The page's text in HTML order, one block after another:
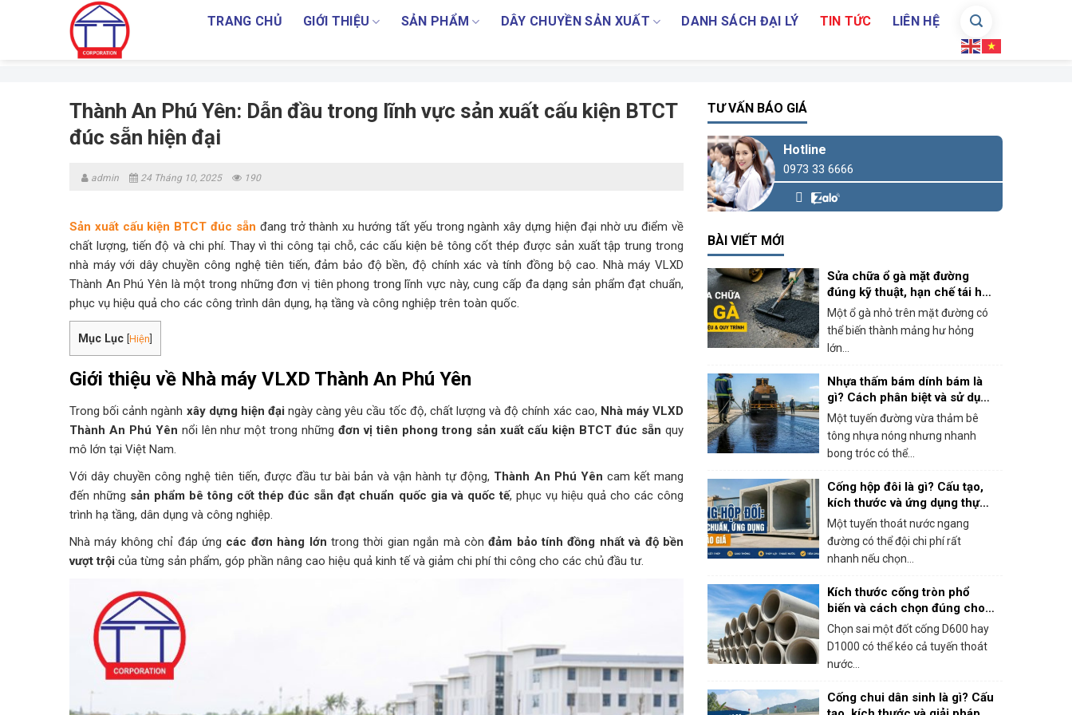
TRANG CHỦ GIỚI THIỆU SẢN PHẨM DÂY CHUYỀN SẢN XUẤT DANH SÁCH ĐẠI LÝ TIN TỨC LIÊN HỆ
Thành An Phú Yên: Dẫn đầu trong lĩnh vực sản xuất cấu kiện BTCT
đúc sẵn hiện đại
admin 24 Tháng 10, 2025 190
Sản xuất cấu kiện BTCT đúc sẵn đang trở thành xu hướng tất yếu trong ngành xây dựng hiện đại nhờ ưu điểm về
chất lượng, tiến độ và chi phí. Thay vì thi công tại chỗ, các cấu kiện bê tông cốt thép được sản xuất tập trung trong
nhà máy với dây chuyền công nghệ tiên tiến, đảm bảo độ bền, độ chính xác và tính đồng bộ cao. Nhà máy VLXD
Thành An Phú Yên là một trong những đơn vị tiên phong trong lĩnh vực này, cung cấp đa dạng sản phẩm đạt chuẩn,
phục vụ hiệu quả cho các công trình dân dụng, hạ tầng và công nghiệp trên toàn quốc.
Mục Lục [Hiện]
Giới thiệu về Nhà máy VLXD Thành An Phú Yên
Trong bối cảnh ngành xây dựng hiện đại ngày càng yêu cầu tốc độ, chất lượng và độ chính xác cao, Nhà máy VLXD
Thành An Phú Yên nổi lên như một trong nhữngđơn vị tiên phong trong sản xuất cấu kiện BTCT đúc sẵn quy
mô lớn tại Việt Nam.
Với dây chuyền công nghệ tiên tiến, được đầu tư bài bản và vận hành tự động, Thành An Phú Yên cam kết mang
đến những sản phẩm bê tông cốt thép đúc sẵn đạt chuẩn quốc gia và quốc tế, phục vụ hiệu quả cho các công
trình hạ tầng, dân dụng và công nghiệp.
Nhà máy không chỉ đáp ứng các đơn hàng lớn trong thời gian ngắn mà cònđảm bảo tính đồng nhất và độ bền
vượt trội của từng sản phẩm, góp phần nâng cao hiệu quả kinh tế và giảm chi phí thi công cho các chủ đầu tư.
TƯ VẤN BÁO GIÁ
Hotline
0973 33 6666
BÀI VIẾT MỚI
Sửa chữa ổ gà mặt đường
đúng kỹ thuật, hạn chế tái hư
hỏng
Một ổ gà nhỏ trên mặt đường có
thể biến thành mảng hư hỏng
lớn...
Nhựa thấm bám dính bám là
gì? Cách phân biệt và sử dụng
đúng khi thi công bê tông
nhựa
Một tuyến đường vừa thảm bê
tông nhựa nóng nhưng nhanh
bong tróc có thể...
Cống hộp đôi là gì? Cấu tạo,
kích thước và ứng dụng thực
tế
Một tuyến thoát nước ngang
đường có thể đội chi phí rất
nhanh nếu chọn...
Kích thước cống tròn phổ
biến và cách chọn đúng cho
công trình
Chọn sai một đốt cống D600 hay
D1000 có thể kéo cả tuyến thoát
nước...
Cống chui dân sinh là gì? Cấu